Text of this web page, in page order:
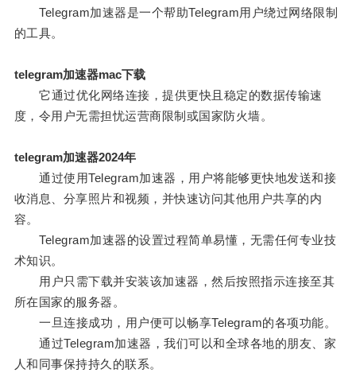
Telegram加速器是一个帮助Telegram用户绕过网络限制
的工具。
telegram加速器mac下载
它通过优化网络连接，提供更快且稳定的数据传输速
度，令用户无需担忧运营商限制或国家防火墙。
telegram加速器2024年
通过使用Telegram加速器，用户将能够更快地发送和接
收消息、分享照片和视频，并快速访问其他用户共享的内
容。
Telegram加速器的设置过程简单易懂，无需任何专业技
术知识。
用户只需下载并安装该加速器，然后按照指示连接至其
所在国家的服务器。
一旦连接成功，用户便可以畅享Telegram的各项功能。
通过Telegram加速器，我们可以和全球各地的朋友、家
人和同事保持持久的联系。